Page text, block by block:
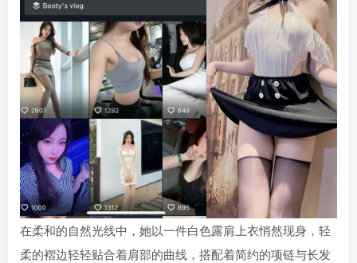
在柔和的自然光线中，她以一件白色露肩上衣悄然现身，轻
柔的褶边轻轻贴合着肩部的曲线，搭配着简约的项链与长发